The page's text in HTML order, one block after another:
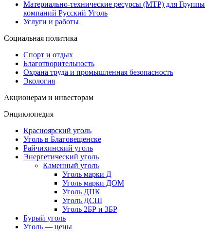
Материально-технические ресурсы (МТР) для Группы
компаний Русский Уголь
Услуги и работы
Социальная политика
Спорт и отдых
Благотворительность
Охрана труда и промышленная безопасность
Экология
Акционерам и инвесторам
Энциклопедия
Красноярский уголь
Уголь в Благовещенске
Райчихинский уголь
Энергетический уголь
Каменный уголь
Уголь марки Д
Уголь марки ДОМ
Уголь ДПК
Уголь ДСШ
Уголь 2БР и 3БР
Бурый уголь
Уголь — цены